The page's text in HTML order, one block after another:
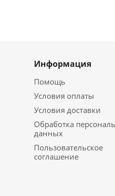
Информация
Помощь
Условия оплаты
Условия доставки
Обработка
данных
Пользовательское
соглашение